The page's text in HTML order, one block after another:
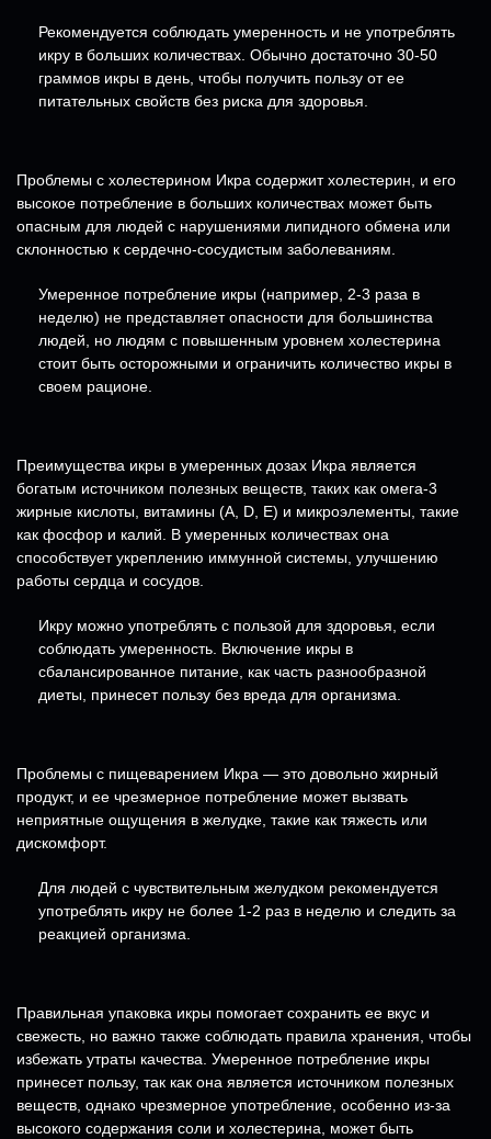
Рекомендуется соблюдать умеренность и не употреблять
икру в больших количествах. Обычно достаточно 30-50
граммов икры в день, чтобы получить пользу от ее
питательных свойств без риска для здоровья.
Проблемы с холестерином Икра содержит холестерин, и его
высокое потребление в больших количествах может быть
опасным для людей с нарушениями липидного обмена или
склонностью к сердечно-сосудистым заболеваниям.
Умеренное потребление икры (например, 2-3 раза в
неделю) не представляет опасности для большинства
людей, но людям с повышенным уровнем холестерина
стоит быть осторожными и ограничить количество икры в
своем рационе.
Преимущества икры в умеренных дозах Икра является
богатым источником полезных веществ, таких как омега-3
жирные кислоты, витамины (A, D, E) и микроэлементы, такие
как фосфор и калий. В умеренных количествах она
способствует укреплению иммунной системы, улучшению
работы сердца и сосудов.
Икру можно употреблять с пользой для здоровья, если
соблюдать умеренность. Включение икры в
сбалансированное питание, как часть разнообразной
диеты, принесет пользу без вреда для организма.
Проблемы с пищеварением Икра — это довольно жирный
продукт, и ее чрезмерное потребление может вызвать
неприятные ощущения в желудке, такие как тяжесть или
дискомфорт.
Для людей с чувствительным желудком рекомендуется
употреблять икру не более 1-2 раз в неделю и следить за
реакцией организма.
Правильная упаковка икры помогает сохранить ее вкус и
свежесть, но важно также соблюдать правила хранения, чтобы
избежать утраты качества. Умеренное потребление икры
принесет пользу, так как она является источником полезных
веществ, однако чрезмерное употребление, особенно из-за
высокого содержания соли и холестерина, может быть